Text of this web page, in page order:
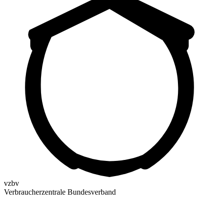
vzbv
Verbraucherzentrale Bundesverband